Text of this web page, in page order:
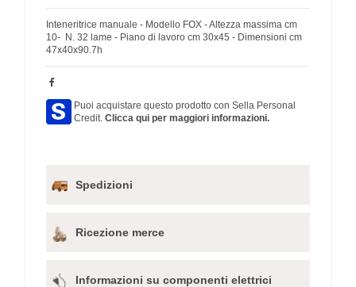
Inteneritrice manuale - Modello FOX - Altezza massima cm
10- N. 32 lame - Piano di lavoro cm 30x45 - Dimensioni cm
47x40x90.7h
Puoi acquistare questo prodotto con Sella Personal
Credit. Clicca qui per maggiori informazioni.
Spedizioni
Ricezione merce
Informazioni su componenti elettrici